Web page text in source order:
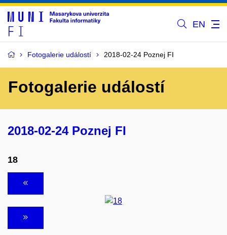
EN
Fotogalerie událostí 2018-02-24 Poznej FI
Fotogalerie událostí
2018-02-24 Poznej FI
18